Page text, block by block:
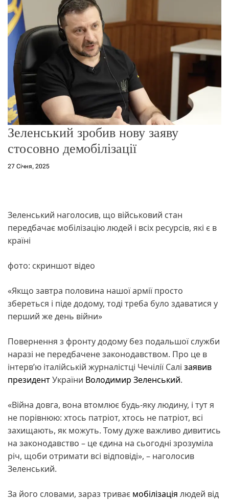
е
м
у
Зеленський зробив нову заяву
стосовно демобілізації
27 Січня, 2025
Зеленський наголосив, що військовий стан
передбачає мобілізацію людей і всіх ресурсів, які є в
країні
фото: скриншот відео
«Якщо завтра половина нашої армії просто
збереться і піде додому, тоді треба було здаватися у
перший же день війни»
Повернення з фронту додому без подальшої служби
наразі не передбачене законодавством. Про це в
інтерв’ю італійській журналістці Чечілії Салі заявив
президентУкраїни Володимир Зеленський.
«Війна довга, вона втомлює будь-яку людину, і тут я
не порівнюю: хтось патріот, хтось не патріот, всі
захищають, як можуть. Тому дуже важливо дивитись
на законодавство – це єдина на сьогодні зрозуміла
річ, щоби отримати всі відповіді», – наголосив
Зеленський.
За його словами, зараз триває мобілізація людей від